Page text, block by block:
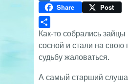
Mail.RuShare Post
Отправить
Как-то собрались
сосной и стали на свою
судьбу жаловаться.
А самый старший